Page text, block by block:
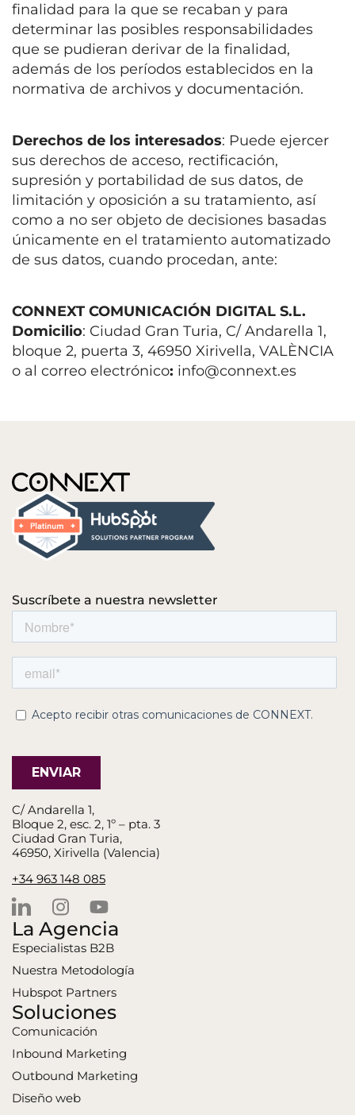
finalidad para la que se recaban y para
determinar las posibles responsabilidades
que se pudieran derivar de la finalidad,
además de los períodos establecidos en la
normativa de archivos y documentación.
Derechos de los interesados: Puede ejercer
sus derechos de acceso, rectificación,
supresión y portabilidad de sus datos, de
limitación y oposición a su tratamiento, así
como a no ser objeto de decisiones basadas
únicamente en el tratamiento automatizado
de sus datos, cuando procedan, ante:
CONNEXT COMUNICACIÓN DIGITAL S.L.
Domicilio: Ciudad Gran Turia, C/ Andarella 1,
bloque 2, puerta 3, 46950 Xirivella, VALÈNCIA
o al correo electrónico: info@connext.es
Suscríbete a nuestra newsletter
C/ Andarella 1,
Bloque 2, esc. 2, 1º – pta. 3
Ciudad Gran Turia,
46950, Xirivella (Valencia)
+34 963 148 085
La Agencia
Especialistas B2B
Nuestra Metodología
Hubspot Partners
Soluciones
Comunicación
Inbound Marketing
Outbound Marketing
Diseño web